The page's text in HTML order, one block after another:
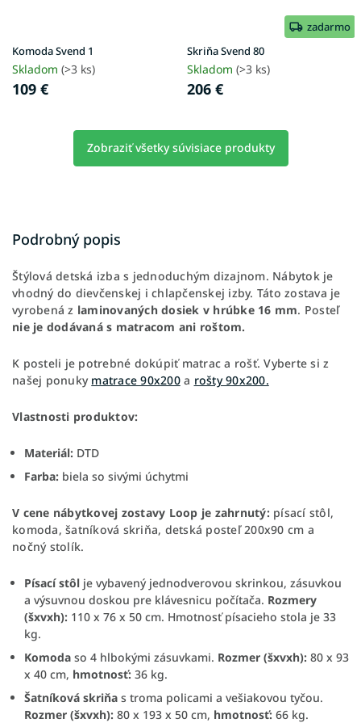
Komoda Svend 1
Skladom (>3 ks)
109 €
zadarmo
Skriňa Svend 80
Skladom (>3 ks)
206 €
Zobraziť všetky súvisiace produkty
Podrobný popis
Štýlová detská izba s jednoduchým dizajnom. Nábytok je
vhodný do dievčenskej i chlapčenskej izby. Táto zostava je
vyrobená z laminovaných dosiek v hrúbke 16 mm. Posteľ
nie je dodávaná s matracom ani roštom.
K posteli je potrebné dokúpiť matrac a rošť. Vyberte si z
našej ponuky matrace 90x200a rošty 90x200.
Vlastnosti produktov:
Materiál: DTD
Farba: biela so sivými úchytmi
V cene nábytkovej zostavy Loop je zahrnutý: písací stôl,
komoda, šatníková skriňa, detská posteľ 200x90 cm a
nočný stolík.
Písací stôl je vybavený jednodverovou skrinkou, zásuvkou
a výsuvnou doskou pre klávesnicu počítača. Rozmery
(šxvxh): 110 x 76 x 50 cm. Hmotnosť písacieho stola je 33
kg.
Komoda so 4 hlbokými zásuvkami. Rozmer (šxvxh): 80 x 93
x 40 cm, hmotnosť: 36 kg.
Šatníková skriňa s troma policami a vešiakovou tyčou.
Rozmer (šxvxh): 80 x 193 x 50 cm, hmotnosť: 66 kg.